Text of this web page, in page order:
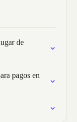
de
pagos en